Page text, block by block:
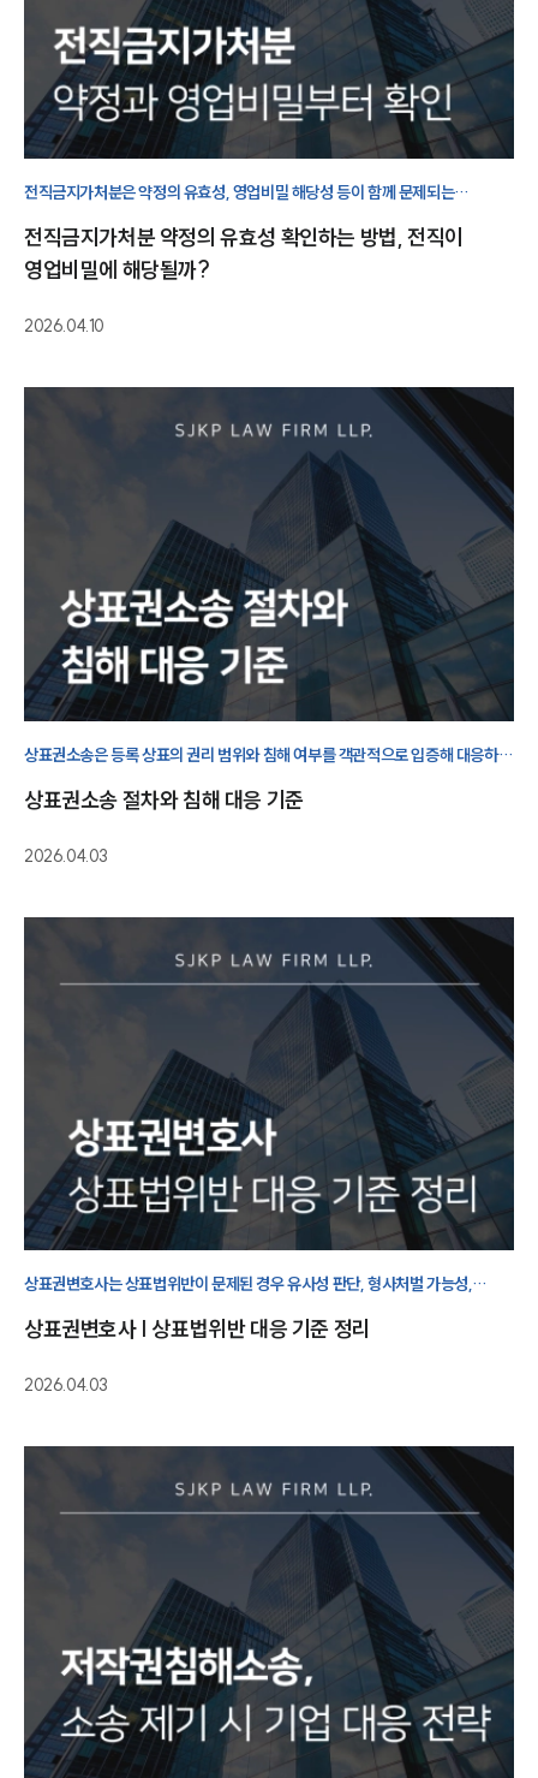
그룹소개
그룹소개
대륜의 강점
오시는 길
글로벌 파트너 로펌
고객의 소리
AI대륜
사례분석/최신동향
법률지식인
고객후기
업무분야
지식재산권그룹 업무
전체
구성원 소개
지식재산권전문변호사
소식/자료
법률 블로그
뉴스레터/브로슈어
세미나
대륜법률상담예약
대륜법률상담예약
전직금지가처분은 약정의 유효성, 영업비밀 해당성 등이 함께 문제되는
전직금지가처분 약정의 유효성 확인하는 방법, 전직이
영업비밀에 해당될까?
2026.04.10
상표권소송은 등록 상표의 권리 범위와 침해 여부를 객관적으로 입증해 대응하는
상표권소송 절차와 침해 대응 기준
2026.04.03
상표권변호사는 상표법위반이 문제된 경우 유사성 판단, 형사처벌 가능성,
상표권변호사 | 상표법위반 대응 기준 정리
2026.04.03